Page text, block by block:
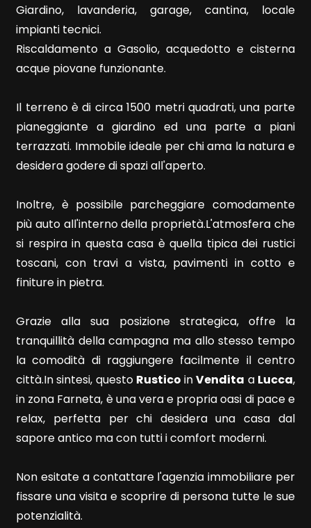
Giardino, lavanderia, garage, cantina, locale
impianti tecnici.
Riscaldamento a Gasolio, acquedotto e cisterna
acque piovane funzionante.
Il terreno è di circa 1500 metri quadrati, una parte
pianeggiante a giardino ed una parte a piani
terrazzati. Immobile ideale per chi ama la natura e
desidera godere di spazi all'aperto.
Inoltre, è possibile parcheggiare comodamente
più auto all'interno della proprietà.L'atmosfera che
si respira in questa casa è quella tipica dei rustici
toscani, con travi a vista, pavimenti in cotto e
finiture in pietra.
Grazie alla sua posizione strategica, offre la
tranquillità della campagna ma allo stesso tempo
la comodità di raggiungere facilmente il centro
città.In sintesi, questo Rustico inVendita a Lucca,
in zona Farneta, è una vera e propria oasi di pace e
relax, perfetta per chi desidera una casa dal
sapore antico ma con tutti i comfort moderni.
Non esitate a contattare l'agenzia immobiliare per
fissare una visita e scoprire di persona tutte le sue
potenzialità.
Bagni
minimi
1
5+
Camere
minime
Qualsiasi
1
2